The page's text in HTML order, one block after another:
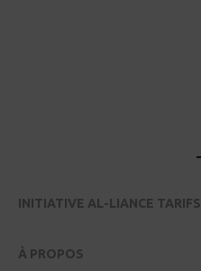
INITIATIVE AL-LIANCE TARIFS
À PROPOS